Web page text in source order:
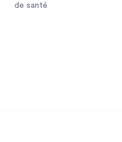
de santé